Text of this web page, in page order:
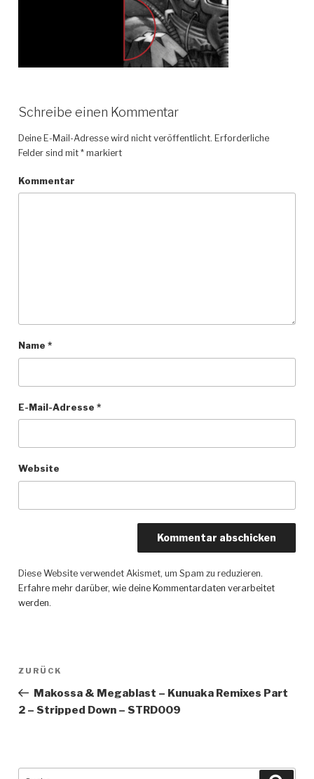
Schreibe einen Kommentar
Deine E-Mail-Adresse wird nicht veröffentlicht. Erforderliche
Felder sind mit *markiert
Kommentar
Name *
E-Mail-Adresse *
Website
Diese Website verwendet Akismet, um Spam zu reduzieren.
Erfahre mehr darüber, wie deine Kommentardaten verarbeitet
werden.
Beitragsnavigation
Vorheriger
ZURÜCK
Makossa & Megablast – Kunuaka Remixes Part
2 – Stripped Down – STRD009